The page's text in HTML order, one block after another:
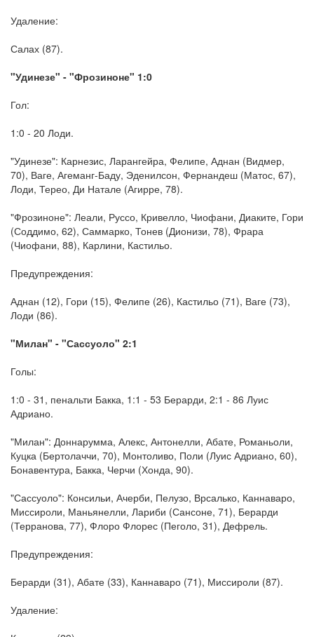
Удаление:
Салах (87).
"Удинезе" - "Фрозиноне" 1:0
Гол:
1:0 - 20 Лоди.
"Удинезе": Карнезис, Ларангейра, Фелипе, Аднан (Видмер,
70), Ваге, Агеманг-Баду, Эденилсон, Фернандеш (Матос, 67),
Лоди, Терео, Ди Натале (Агирре, 78).
"Фрозиноне": Леали, Руссо, Кривелло, Чиофани, Диаките, Гори
(Соддимо, 62), Саммарко, Тонев (Дионизи, 78), Фрара
(Чиофани, 88), Карлини, Кастильо.
Предупреждения:
Аднан (12), Гори (15), Фелипе (26), Кастильо (71), Ваге (73),
Лоди (86).
"Милан" - "Сассуоло" 2:1
Голы:
1:0 - 31, пенальти Бакка, 1:1 - 53 Берарди, 2:1 - 86 Луис
Адриано.
"Милан": Доннарумма, Алекс, Антонелли, Абате, Романьоли,
Куцка (Бертолаччи, 70), Монтоливо, Поли (Луис Адриано, 60),
Бонавентура, Бакка, Черчи (Хонда, 90).
"Сассуоло": Консильи, Ачерби, Пелузо, Врсалько, Каннаваро,
Миссироли, Маньянелли, Лариби (Сансоне, 71), Берарди
(Терранова, 77), Флоро Флорес (Пеголо, 31), Дефрель.
Предупреждения:
Берарди (31), Абате (33), Каннаваро (71), Миссироли (87).
Удаление: